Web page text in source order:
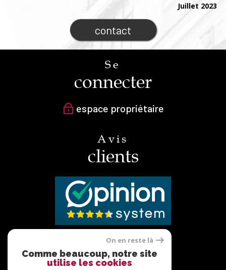
contact
Juillet 2023
Se
connecter
espace propriétaire
Avis
clients
Nous
On en reste là
Comme beaucoup, notre site
utilise les cookies